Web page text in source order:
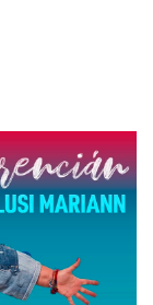
legendája